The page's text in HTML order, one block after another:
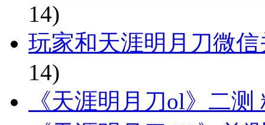
14)
玩家和天涯明月刀微
14)
《天涯明月刀ol》二